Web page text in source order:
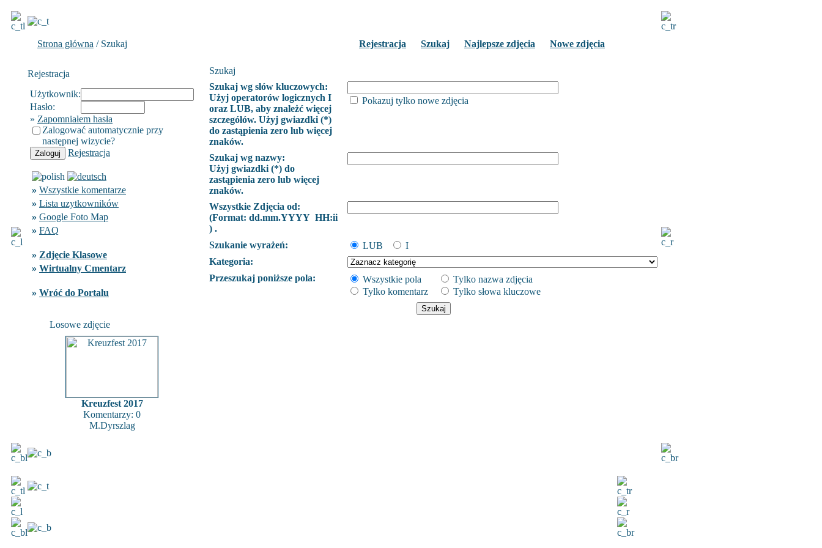
Strona główna / Szukaj Rejestracja Szukaj Najlepsze zdjęcia Nowe zdjęcia
Rejestracja
Użytkownik:
Hasło:
» Zapomniałem hasła
Zalogować automatycznie przy
następnej wizycie?
Rejestracja
» Wszystkie komentarze
» Lista uzytkowników
» Google Foto Map
» FAQ
» Zdjęcie Klasowe
» Wirtualny Cmentarz
» Wróć do Portalu
Losowe zdjęcie
Kreuzfest 2017
Komentarzy: 0
M.Dyrszlag
Szukaj
Szukaj wg słów kluczowych:
Użyj operatorów logicznych I
oraz LUB, aby znależć więcej
szczegółów. Użyj gwiazdki (*)
do zastąpienia zero lub więcej
znaków.
Pokazuj tylko nowe zdjęcia
Szukaj wg nazwy:
Użyj gwiazdki (*) do
zastąpienia zero lub więcej
znaków.
Wszystkie Zdjęcia od:
(Format: dd.mm.YYYY HH:ii
) .
Szukanie wyrażeń:
LUB
I
Kategoria:
Przeszukaj poniższe pola:
Wszystkie pola
Tylko nazwa zdjęcia
Tylko komentarz
Tylko słowa kluczowe